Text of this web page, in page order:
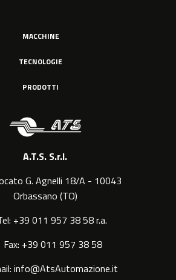
MACCHINE
TECNOLOGIE
PRODOTTI
A.T.S. S.r.l.
G. Agnelli 18/A - 10043
Orbassano (TO)
+39 011 957 38 58 r.a.
Fax: +39 011 957 38 58
info@AtsAutomazione.it